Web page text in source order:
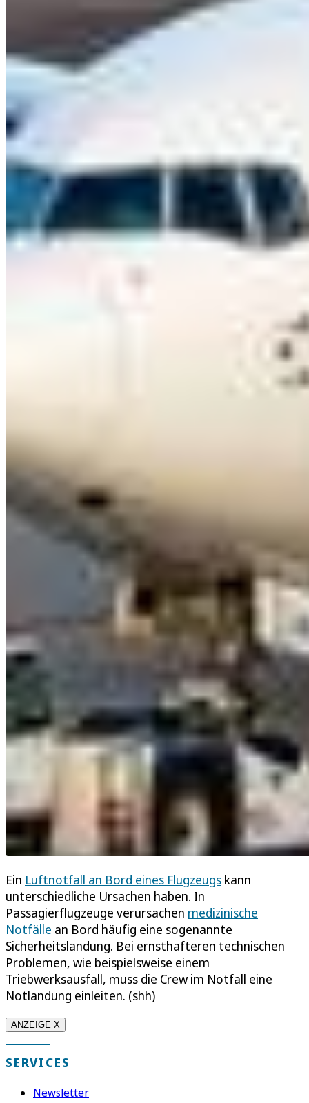
Ein Luftnotfall an Bord eines Flugzeugs kann
unterschiedliche Ursachen haben. In
Passagierflugzeuge verursachen medizinische
Notfälle an Bord häufig eine sogenannte
Sicherheitslandung. Bei ernsthafteren technischen
Problemen, wie beispielsweise einem
Triebwerksausfall, muss die Crew im Notfall eine
Notlandung einleiten. (shh)
ANZEIGE X
SERVICES
Newsletter